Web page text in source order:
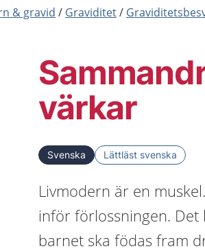
& gravid Graviditet
värkar
Svenska Lättläst svenska
Livmodern är en
inför förlossningen.
barnet ska födas fram